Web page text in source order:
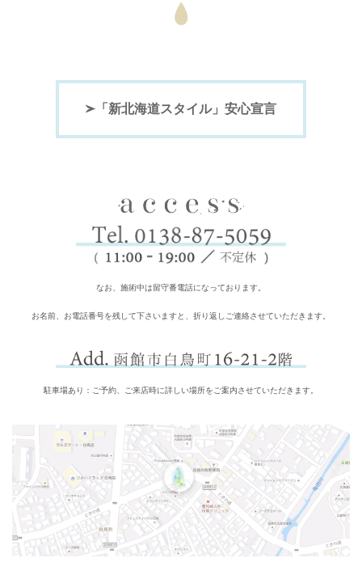
「新北海道スタイル」安心宣言
なお、施術中は留守番電話になっております。
お名前、お電話番号を残して下さいますと、折り返しご連絡させていただきます。
駐車場あり：ご予約、ご来店時に詳しい場所をご案内させていただきます。